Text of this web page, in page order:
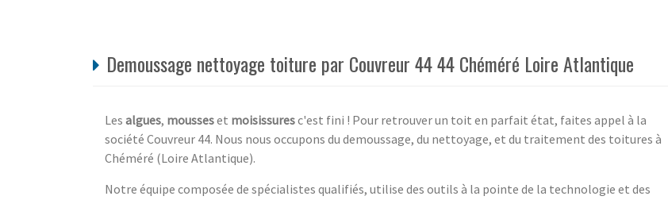
Demoussage nettoyage toiture par Couvreur 44 44 Chéméré Loire Atlantique
Les algues, mousseset moisissuresc'est fini ! Pour retrouver un toit en parfait état, faites appel à la
société Couvreur 44. Nous nous occupons du demoussage, du nettoyage, et du traitement des toitures à
Chéméré (Loire Atlantique).
Notre équipe composée de spécialistes qualifiés, utilise des outils à la pointe de la technologie et des